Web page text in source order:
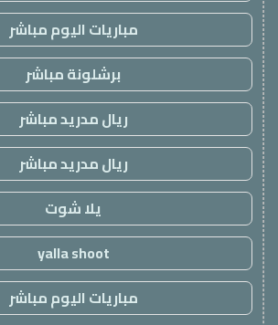
مباريات اليوم مباشر
برشلونة مباشر
ريال مدريد مباشر
ريال مدريد مباشر
يلا شوت
yalla shoot
مباريات اليوم مباشر